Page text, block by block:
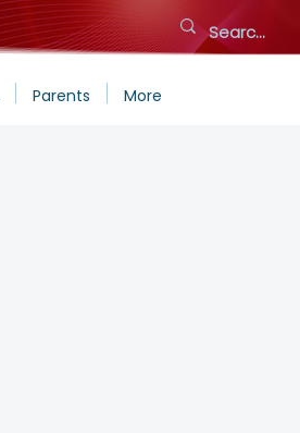
Parents More